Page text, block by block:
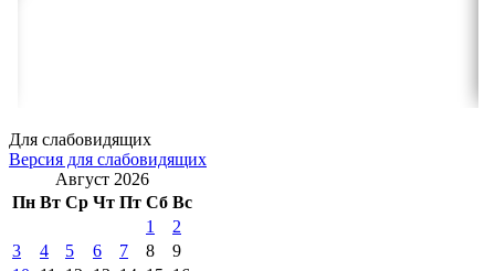
Для слабовидящих
Версия для слабовидящих
Август 2026
Пн Вт Ср Чт Пт Сб Вс
1
2
3
4 5 6 7 8
9